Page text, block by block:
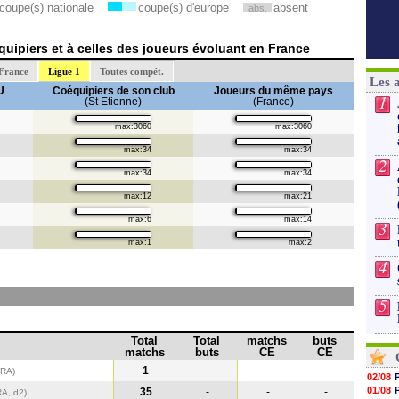
coupe(s) nationale coupe(s) d'europe abs. absent
et à celles des joueurs évoluant en France
Ligue 1 Toutes compét.
Coéquipiers de son club
(St Etienne)
Joueurs du même pays
(France)
max:3060 max:3060
max:34 max:34
max:34 max:34
max:12 max:21
max:6 max:14
max:1 max:2
Total
matchs
Total
buts
matchs
CE
buts
CE
1 - -
-
d2) 35 - -
-
Les
1
2
3
4
5
02/08
01/08